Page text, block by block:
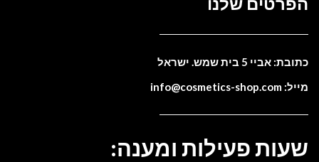
כתובת: אביי 5 בית שמש. ישראל
מייל: info@cosmetics-shop.com
שעות פעילות ומענה: